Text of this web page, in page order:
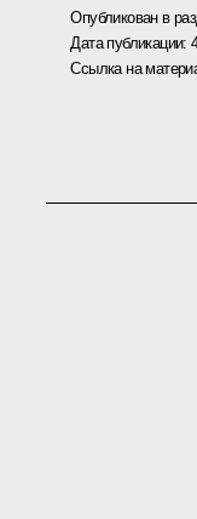
Опубликован в
Дата публикации:
Ссылка на